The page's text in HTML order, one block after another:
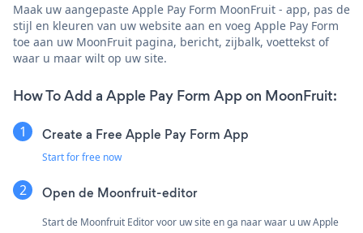
Maak uw aangepaste Apple Pay Form MoonFruit - app, pas de
stijl en kleuren van uw website aan en voeg Apple Pay Form
toe aan uw MoonFruit pagina, bericht, zijbalk, voettekst of
waar u maar wilt op uw site.
How To Add a Apple Pay Form App on MoonFruit:
Create a Free Apple Pay Form App
Start for free now
Open de Moonfruit-editor
Start de Moonfruit Editor voor uw site en ga naar waar u uw Apple